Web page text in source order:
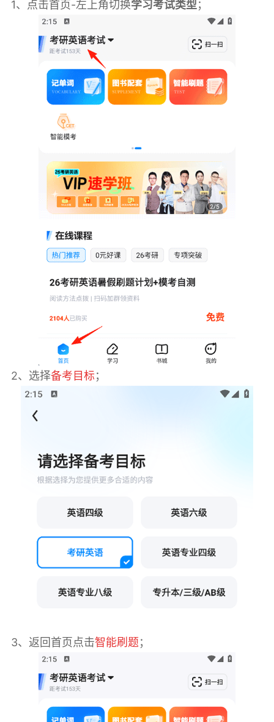
1、点击首页-左上角切换学习考试类型；
2、选择备考目标；
3、返回首页点击智能刷题；